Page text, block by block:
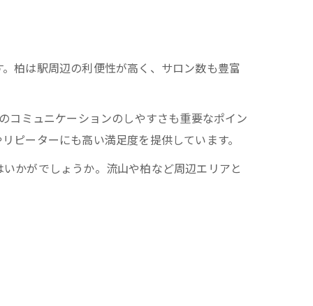
柏は駅周辺の利便性が高く、サロン数も豊富
コミュニケーションのしやすさも重要なポイン
ピーターにも高い満足度を提供しています。
かがでしょうか。流山や柏など周辺エリアと